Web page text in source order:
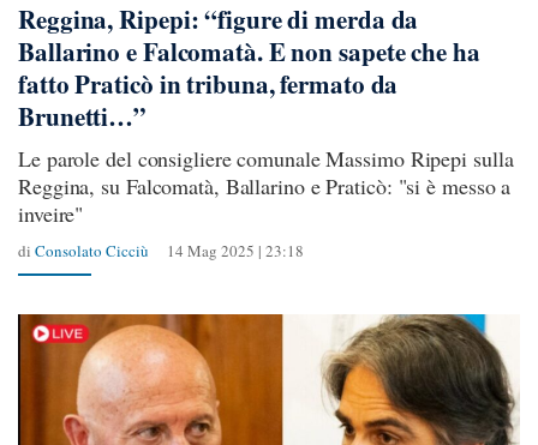
Reggina, Ripepi: “figure di merda da
Ballarino e Falcomatà. E non sapete che ha
fatto Praticò in tribuna, fermato da
Brunetti…”
Le parole del consigliere comunale Massimo Ripepi sulla
Reggina, su Falcomatà, Ballarino e Praticò: "si è messo a
inveire"
di Consolato Cicciù 14 Mag 2025 | 23:18